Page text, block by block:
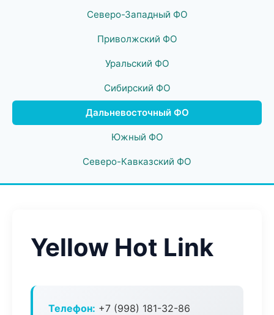
Северо-Западный ФО
Приволжский ФО
Уральский ФО
Сибирский ФО
Дальневосточный ФО
Южный ФО
Северо-Кавказский ФО
Yellow Hot Link
Телефон: +7 (998) 181-32-86